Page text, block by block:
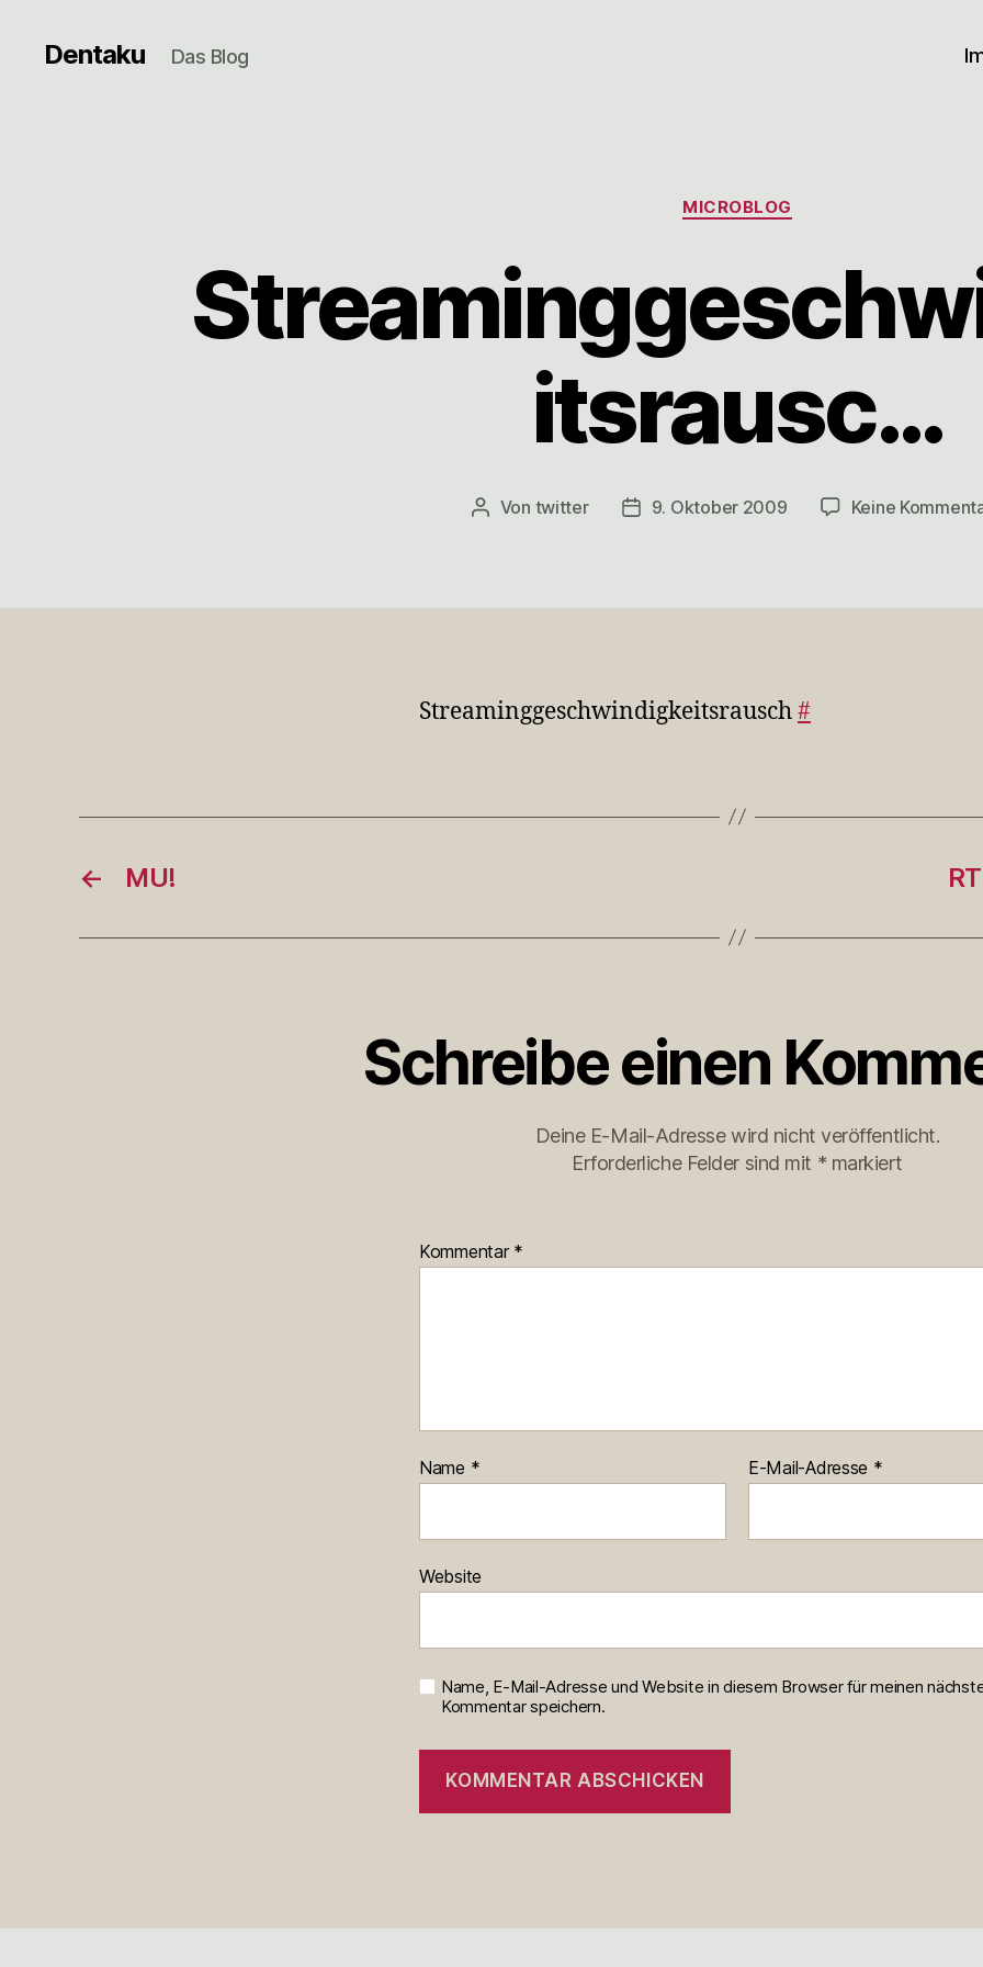
Dentaku Das Blog
Kategorien
MICROBLOG
itsrausc…
Beitragsautor
Von twitter Veröffentlichungsdatum
9. Oktober 2009 Keine
Streaminggeschwindigkeitsrausch#
← MU!
Schreibe einen
Deine E-Mail-Adresse wird nicht veröffentlicht.
Erforderliche Felder sind mit * markiert
Kommentar *
Name * E-Mail-Adresse *
Website
Name, E-Mail-Adresse und Website in diesem Browser für meinen
Kommentar speichern.